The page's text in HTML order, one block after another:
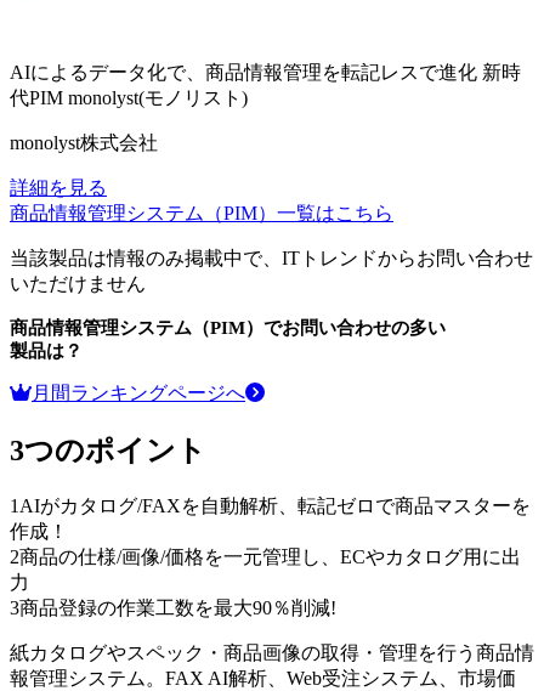
AIによるデータ化で、商品情報管理を転記レスで進化 新時
代PIM monolyst(モノリスト)
monolyst株式会社
詳細を見る
商品情報管理システム（PIM） 一覧はこちら
当該製品は情報のみ掲載中で、ITトレンドからお問い合わせ
いただけません
商品情報管理システム（PIM） でお問い合わせの多い
製品は？
月間ランキングページへ
3つのポイント
1 AIがカタログ/FAXを自動解析、転記ゼロで商品マスターを
作成！
2商品の仕様/画像/価格を一元管理し、ECやカタログ用に出
力
3商品登録の作業工数を最大90％削減!
紙カタログやスペック・商品画像の取得・管理を行う商品情
報管理システム。FAX AI解析、Web受注システム、市場価